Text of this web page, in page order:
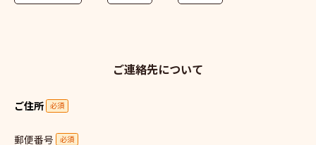
ご連絡先について
ご住所 必須
郵便番号 必須